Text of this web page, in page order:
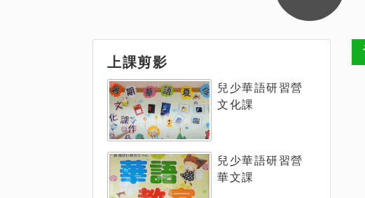
上課剪影
兒少華語研習營
文化課
兒少華語研習營
華文課